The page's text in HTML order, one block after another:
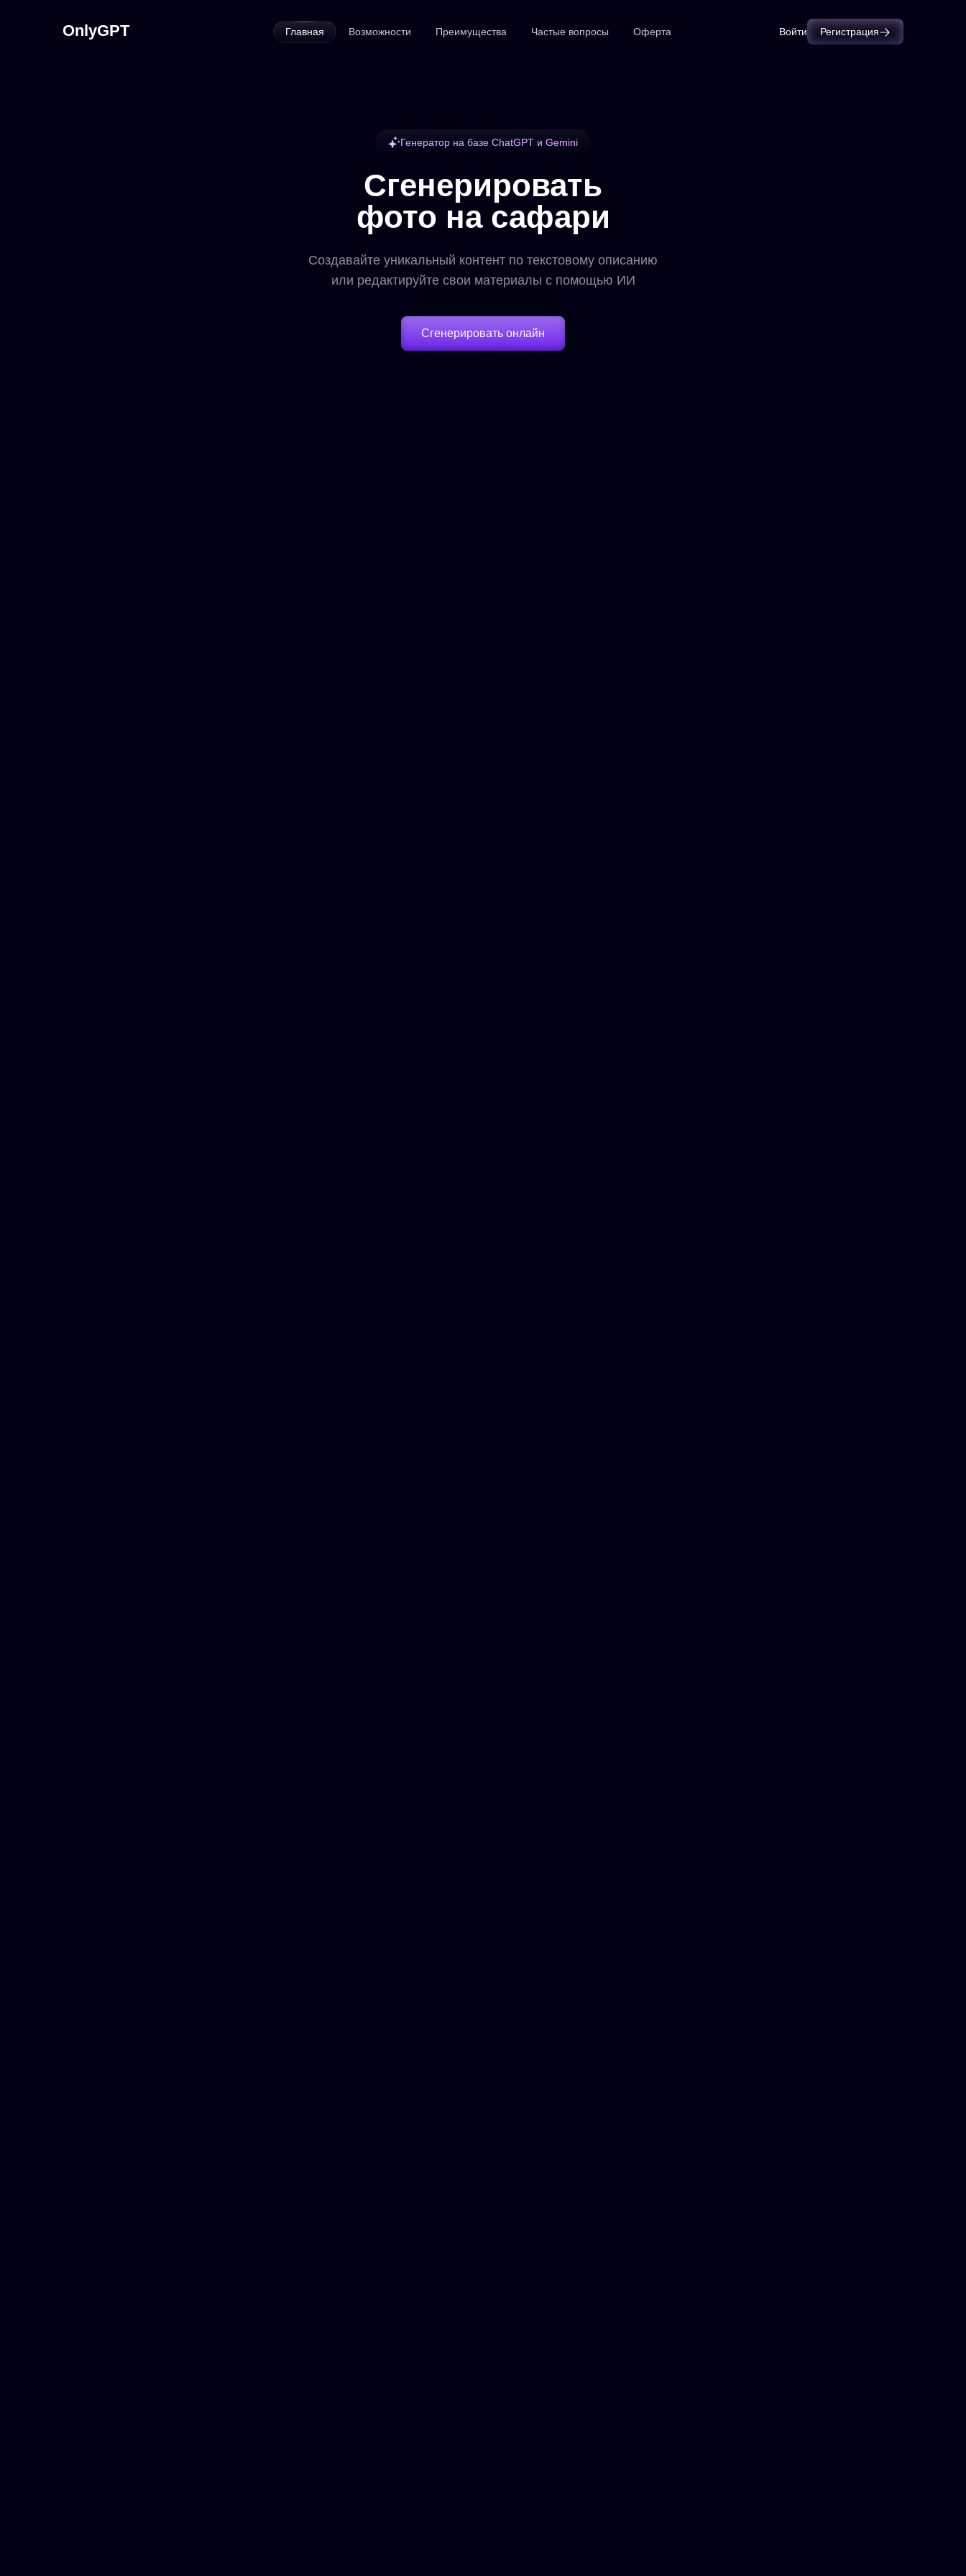
OnlyGPT Главная Возможности Преимущества Частые вопросы Оферта Войти Регистрация
Генератор на базе ChatGPT и Gemini
Сгенерировать
фото на сафари
Создавайте уникальный контент по текстовому описанию
или редактируйте свои материалы с помощью ИИ
Сгенерировать онлайн